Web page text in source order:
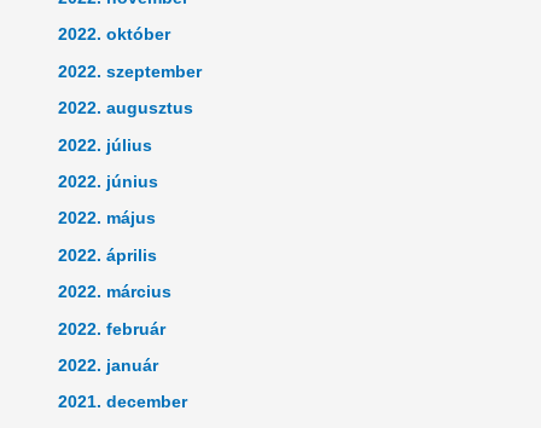
2022. október
2022. szeptember
2022. augusztus
2022. július
2022. június
2022. május
2022. április
2022. március
2022. február
2022. január
2021. december